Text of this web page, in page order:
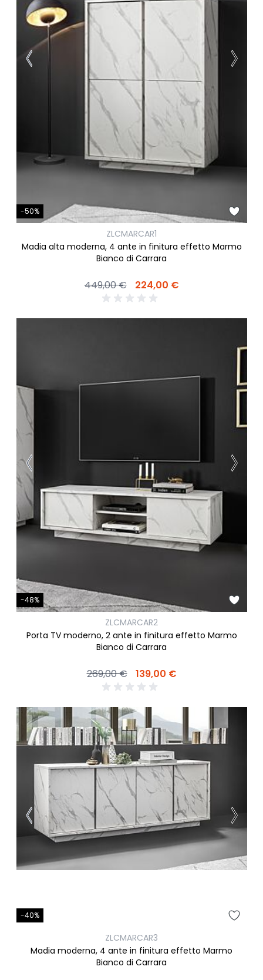
-50%
ZLCMARCAR1
Madia alta moderna, 4 ante in finitura effetto Marmo
Bianco di Carrara
449,00 € 224,00 €
-48%
ZLCMARCAR2
Porta TV moderno, 2 ante in finitura effetto Marmo
Bianco di Carrara
269,00 € 139,00 €
-40%
ZLCMARCAR3
Madia moderna, 4 ante in finitura effetto Marmo
Bianco di Carrara